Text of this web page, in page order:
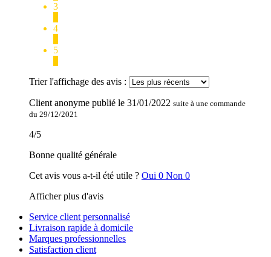
3
4
5
Trier l'affichage des avis :
Client anonyme publié le 31/01/2022 suite à une commande
du 29/12/2021
4/5
Bonne qualité générale
Cet avis vous a-t-il été utile ? Oui 0 Non 0
Afficher plus d'avis
Service client personnalisé
Livraison rapide à domicile
Marques professionnelles
Satisfaction client